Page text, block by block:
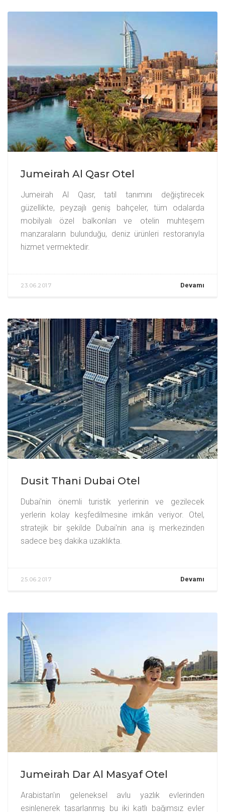
Jumeirah Al Qasr Otel
Jumeirah Al Qasr, tatil tanımını değiştirecek
güzellikte, peyzajlı geniş bahçeler, tüm odalarda
mobilyalı özel balkonları ve otelin muhteşem
manzaraların bulunduğu, deniz ürünleri restoranıyla
hizmet vermektedir.
23.06.2017 Devamı
Dusit Thani Dubai Otel
Dubai'nin önemli turistik yerlerinin ve gezilecek
yerlerin kolay keşfedilmesine imkân veriyor. Otel,
stratejik bir şekilde Dubai'nin ana iş merkezinden
sadece beş dakika uzaklıkta.
25.06.2017 Devamı
Jumeirah Dar Al Masyaf Otel
Arabistan'ın geleneksel avlu yazlık evlerinden
esinlenerek tasarlanmış bu iki katlı bağımsız evler